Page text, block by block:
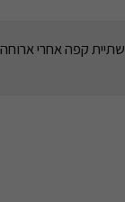
שתיית קפה אחרי ארוחה